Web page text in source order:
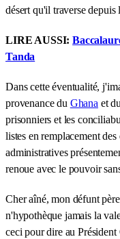
désert qu'il traverse
LIRE AUSSI:
Tanda
Dans cette éventualité,
provenance du Ghana et
prisonniers et les
listes en remplacement
administratives
renoue avec le pouvoir
Cher aîné, mon défunt
n'hypothèque jamais la
ceci pour dire au